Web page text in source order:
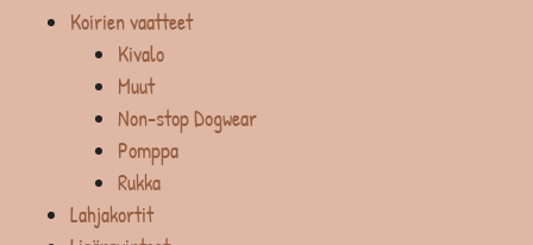
Koirien vaatteet
Kivalo
Muut
Non-stop Dogwear
Pomppa
Rukka
Lahjakortit